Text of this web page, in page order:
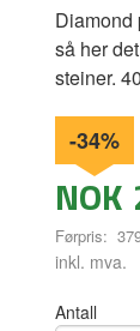
Diamond
så her
steiner.
NOK
Førpris:
Rabatt
-34%
inkl. mva.
Antall